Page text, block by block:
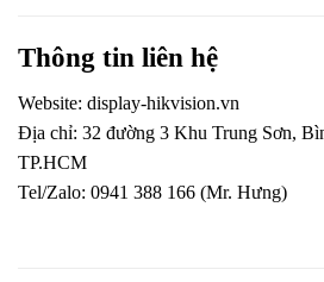
Thông tin liên hệ
Website: display-hikvision.vn
Địa chỉ: 32 đường 3 Khu Trung Sơn,
TP.HCM
Tel/Zalo: 0941 388 166 (Mr. Hưng)